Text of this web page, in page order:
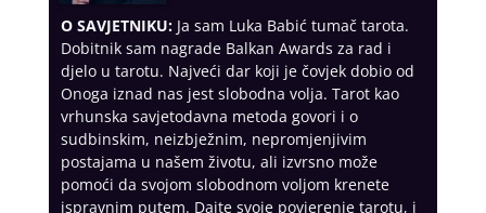
O SAVJETNIKU:Ja sam Luka Babić tumač tarota.
Dobitnik sam nagrade Balkan Awards za rad i
djelo u tarotu. Najveći dar koji je čovjek dobio od
Onoga iznad nas jest slobodna volja. Tarot kao
vrhunska savjetodavna metoda govori i o
sudbinskim, neizbježnim, nepromjenjivim
postajama u našem životu, ali izvrsno može
pomoći da svojom slobodnom voljom krenete
ispravnim putem. Dajte svoje povjerenje tarotu, i